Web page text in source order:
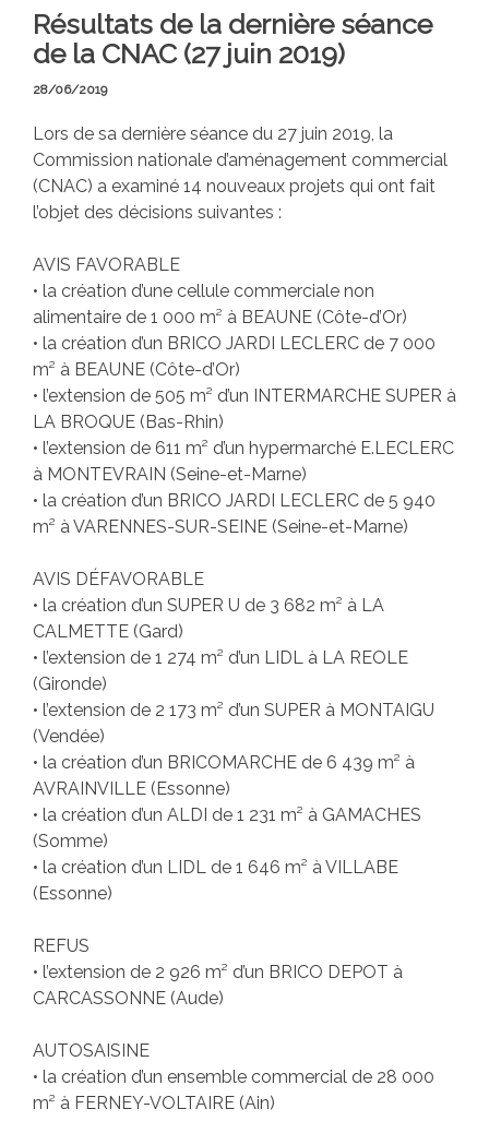
Résultats de la dernière séance
de la CNAC (27 juin 2019)
28/06/2019
Lors de sa dernière séance du 27 juin 2019, la
Commission nationale d’aménagement commercial
(CNAC) a examiné 14 nouveaux projets qui ont fait
l’objet des décisions suivantes :
AVIS FAVORABLE
• la création d’une cellule commerciale non
alimentaire de 1 000 m² à BEAUNE (Côte-d’Or)
• la création d’un BRICO JARDI LECLERC de 7 000
m² à BEAUNE (Côte-d’Or)
• l’extension de 505 m² d’un INTERMARCHE SUPER à
LA BROQUE (Bas-Rhin)
• l’extension de 611 m² d’un hypermarché E.LECLERC
à MONTEVRAIN (Seine-et-Marne)
• la création d’un BRICO JARDI LECLERC de 5 940
m² à VARENNES-SUR-SEINE (Seine-et-Marne)
AVIS DÉFAVORABLE
• la création d’un SUPER U de 3 682 m² à LA
CALMETTE (Gard)
• l’extension de 1 274 m² d’un LIDL à LA REOLE
(Gironde)
• l’extension de 2 173 m² d’un SUPER à MONTAIGU
(Vendée)
• la création d’un BRICOMARCHE de 6 439 m² à
AVRAINVILLE (Essonne)
• la création d’un ALDI de 1 231 m² à GAMACHES
(Somme)
• la création d’un LIDL de 1 646 m² à VILLABE
(Essonne)
REFUS
• l’extension de 2 926 m² d’un BRICO DEPOT à
CARCASSONNE (Aude)
AUTOSAISINE
• la création d’un ensemble commercial de 28 000
m² à FERNEY-VOLTAIRE (Ain)